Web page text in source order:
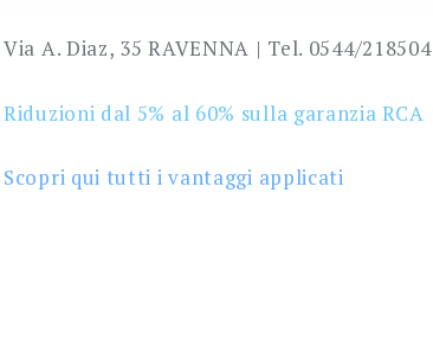
Via A. Diaz, 35 RAVENNA | Tel. 0544/218504
Riduzioni dal 5% al 60% sulla garanzia RCA
Scopri qui tutti i vantaggi applicati